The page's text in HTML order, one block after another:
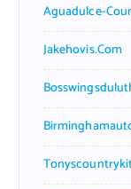
Aguadulce-
Jakehovis.com